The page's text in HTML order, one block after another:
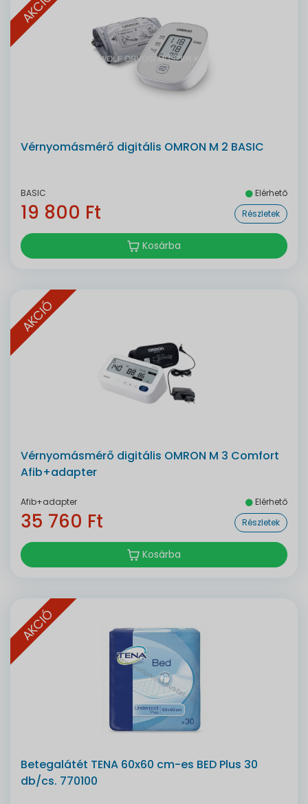
Vérnyomásmérő digitális OMRON M 2 BASIC
BASIC Elérhető
19 800 Ft Részletek
Kosárba
AKCIÓ
Vérnyomásmérő digitális OMRON M 3 Comfort
Afib+adapter
Afib+adapter Elérhető
35 760 Ft Részletek
Kosárba
AKCIÓ
Betegalátét TENA 60x60 cm-es BED Plus 30
db/cs. 770100